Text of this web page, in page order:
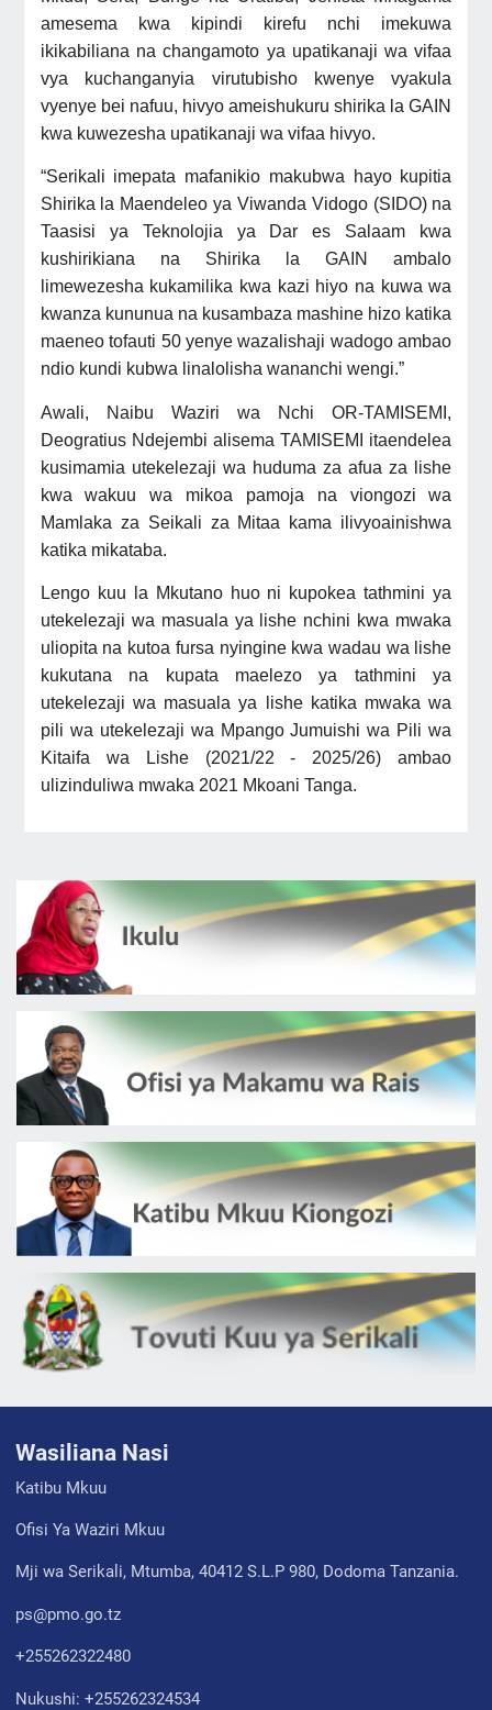
amesema kwa kipindi kirefu nchi imekuwa
ikikabiliana na changamoto ya upatikanaji wa vifaa
vya kuchanganyia virutubisho kwenye vyakula
vyenye bei nafuu, hivyo ameishukuru shirika la GAIN
kwa kuwezesha upatikanaji wa vifaa hivyo.
“Serikali imepata mafanikio makubwa hayo kupitia
Shirika la Maendeleo ya Viwanda Vidogo (SIDO) na
Taasisi ya Teknolojia ya Dar es Salaam kwa
kushirikiana na Shirika la GAIN ambalo
limewezesha kukamilika kwa kazi hiyo na kuwa wa
kwanza kununua na kusambaza mashine hizo katika
maeneo tofauti 50 yenye wazalishaji wadogo ambao
ndio kundi kubwa linalolisha wananchi wengi.”
Awali, Naibu Waziri wa Nchi OR-TAMISEMI,
Deogratius Ndejembi alisema TAMISEMI itaendelea
kusimamia utekelezaji wa huduma za afua za lishe
kwa wakuu wa mikoa pamoja na viongozi wa
Mamlaka za Seikali za Mitaa kama ilivyoainishwa
katika mikataba.
Lengo kuu la Mkutano huo ni kupokea tathmini ya
utekelezaji wa masuala ya lishe nchini kwa mwaka
uliopita na kutoa fursa nyingine kwa wadau wa lishe
kukutana na kupata maelezo ya tathmini ya
utekelezaji wa masuala ya lishe katika mwaka wa
pili wa utekelezaji wa Mpango Jumuishi wa Pili wa
Kitaifa wa Lishe (2021/22 - 2025/26) ambao
ulizinduliwa mwaka 2021 Mkoani Tanga.
Wasiliana Nasi
Katibu Mkuu
Ofisi Ya Waziri Mkuu
Mji wa Serikali, Mtumba, 40412 S.L.P 980, Dodoma Tanzania.
ps@pmo.go.tz
+255262322480
Nukushi: +255262324534